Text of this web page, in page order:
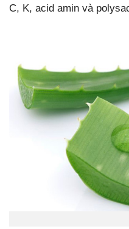
C, K, acid amin và